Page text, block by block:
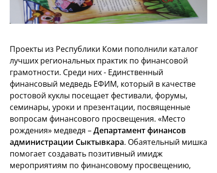
Проекты из Республики Коми пополнили каталог
лучших региональных практик по финансовой
грамотности. Среди них - Единственный
финансовый медведь ЕФИМ, который в качестве
ростовой куклы посещает фестивали, форумы,
семинары, уроки и презентации, посвященные
вопросам финансового просвещения. «Место
рождения» медведя –Департамент финансов
администрации Сыктывкара. Обаятельный мишка
помогает создавать позитивный имидж
мероприятиям по финансовому просвещению,